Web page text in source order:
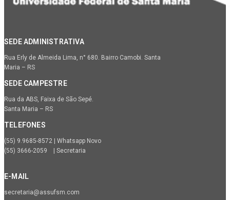
SEDE ADMINISTRATIVA
Rua Erly de Almeida Lima, n° 680. Bairro Camobi. Santa
Maria – RS
SEDE CAMPESTRE
Rua da ABS, Faixa de São Sepé.
Santa Maria – RS
TELEFONES
(55) 9.9685-8572 | Whatsapp Novo
(55) 3666-2059 | Secretaria
E-MAIL
secretaria@assufsm.com